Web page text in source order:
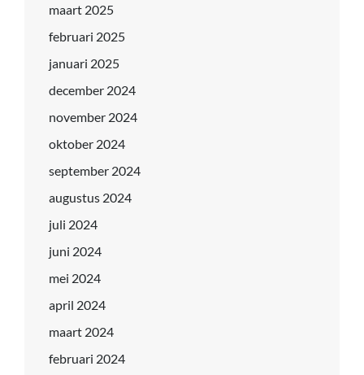
maart 2025
februari 2025
januari 2025
december 2024
november 2024
oktober 2024
september 2024
augustus 2024
juli 2024
juni 2024
mei 2024
april 2024
maart 2024
februari 2024